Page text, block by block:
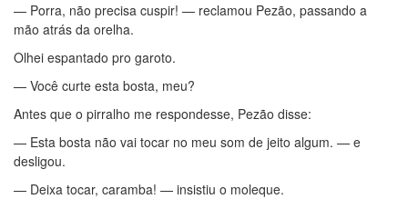
— Porra, não precisa cuspir! — reclamou Pezão, passando a
mão atrás da orelha.
Olhei espantado pro garoto.
— Você curte esta bosta, meu?
Antes que o pirralho me respondesse, Pezão disse:
— Esta bosta não vai tocar no meu som de jeito algum. — e
desligou.
— Deixa tocar, caramba! — insistiu o moleque.